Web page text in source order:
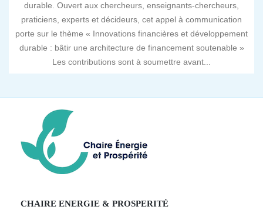
durable. Ouvert aux chercheurs, enseignants-chercheurs,
praticiens, experts et décideurs, cet appel à communication
porte sur le thème « Innovations financières et développement
durable : bâtir une architecture de financement soutenable »
Les contributions sont à soumettre avant...
CHAIRE ENERGIE & PROSPERITÉ